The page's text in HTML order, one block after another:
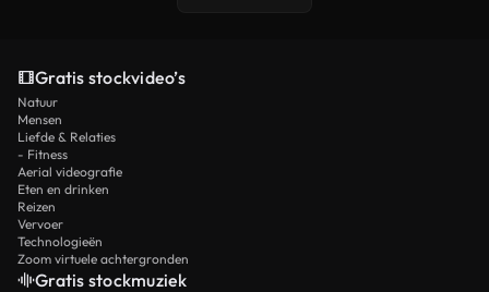
Gratis stockvideo’s
Natuur
Mensen
Liefde & Relaties
- Fitness
Aerial videografie
Eten en drinken
Reizen
Vervoer
Technologieën
Zoom virtuele achtergronden
Gratis stockmuziek